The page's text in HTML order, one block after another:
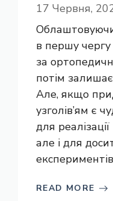
17 Червня,
в першу
за
потім
Але, якщо
узголів’ям є
для
але і для
READ MORE